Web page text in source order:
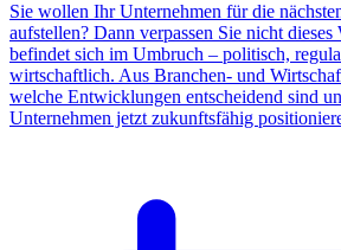
Sie wollen Ihr Unternehmen für die
aufstellen? Dann verpassen Sie nicht
befindet sich im Umbruch – politisch,
wirtschaftlich. Aus Branchen- und
welche Entwicklungen entscheidend sind
Unternehmen jetzt zukunftsfähig